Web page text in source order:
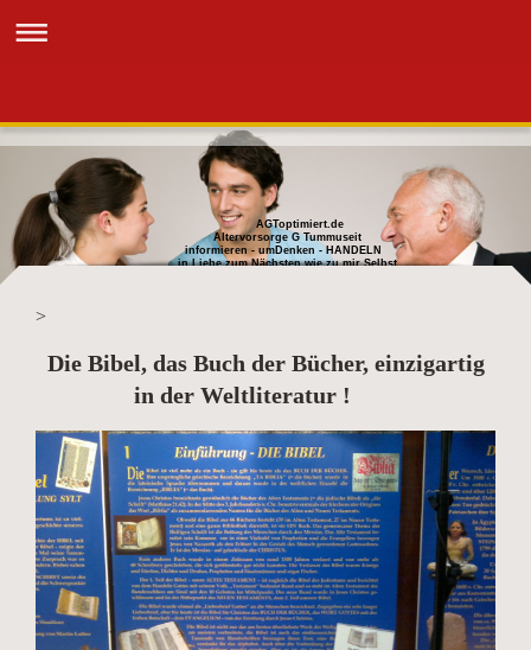
AGToptimiert.de
Altervorsorge G Tummuseit
informieren - umDenken - HANDELN
in Liebe zum Nächsten wie zu mir Selbst
>
Die Bibel, das Buch der Bücher, einzigartig
in der Weltliteratur !